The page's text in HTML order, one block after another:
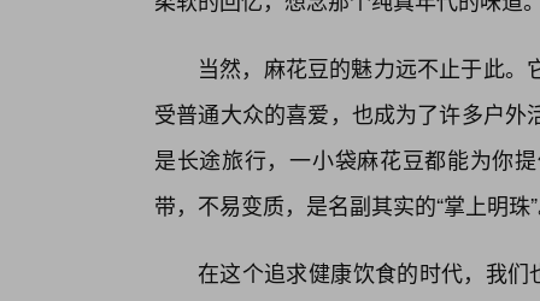
当然，麻花豆的魅力远不止于此
受普通大众的喜爱，也成为了许多户
是长途旅行，一小袋麻花豆都能为你
带，不易变质，是名副其实的“掌上明珠
在这个追求健康饮食的时代，我们